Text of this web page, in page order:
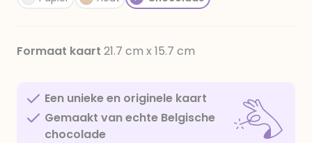
Formaat kaart 21.7 cm x 15.7 cm
Een unieke en originele kaart
Gemaakt van echte Belgische
chocolade